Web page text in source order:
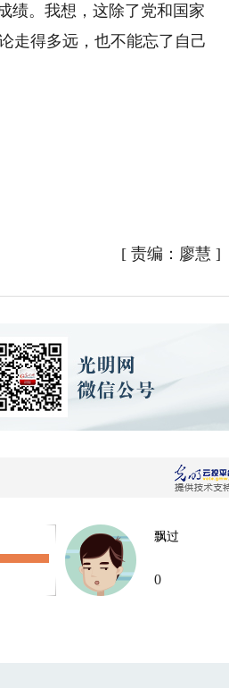
。我想，这除了党和国家
走得多远，也不能忘了自己
[ 责编：廖慧 ]
飘过
0